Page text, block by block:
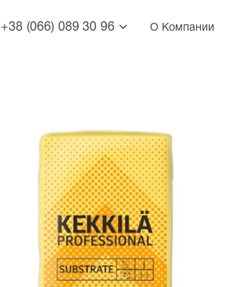
+38 (066) 089 30 96 О Компании